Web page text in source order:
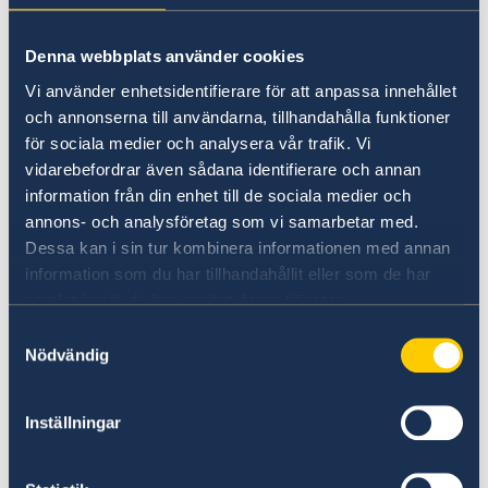
Denna webbplats använder cookies
Vi använder enhetsidentifierare för att anpassa innehållet
och annonserna till användarna, tillhandahålla funktioner
för sociala medier och analysera vår trafik. Vi
vidarebefordrar även sådana identifierare och annan
information från din enhet till de sociala medier och
annons- och analysföretag som vi samarbetar med.
Dessa kan i sin tur kombinera informationen med annan
information som du har tillhandahållit eller som de har
samlat in när du har använt deras tjänster.
Nödvändig
Inställningar
Maison des associations
1 pl. des orphelins, 67000 Strasbourg
E-mail :svenskarialsace@gmail.com
Site :svenskaklubbenalsace.fr
CERCLE SUÉDOIS DE LILLE
Site :
ASSOCIATION MIDI-SCANDINAVIE
14, rue des Sources, 31520 Ramonville-